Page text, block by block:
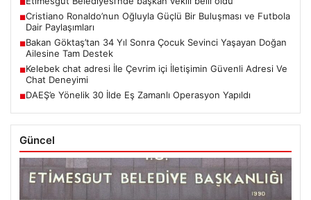
■
■Cristiano Ronaldo’nun Oğluyla Güçlü Bir Buluşması ve Futbola
Dair Paylaşımları
■Bakan Göktaş’tan 34 Yıl Sonra Çocuk Sevinci Yaşayan Doğan
Ailesine Tam Destek
■Kelebek chat adresi İle Çevrim içi İletişimin Güvenli Adresi Ve
Chat Deneyimi
■DAEŞ’e Yönelik 30 İlde Eş Zamanlı Operasyon Yapıldı
Güncel